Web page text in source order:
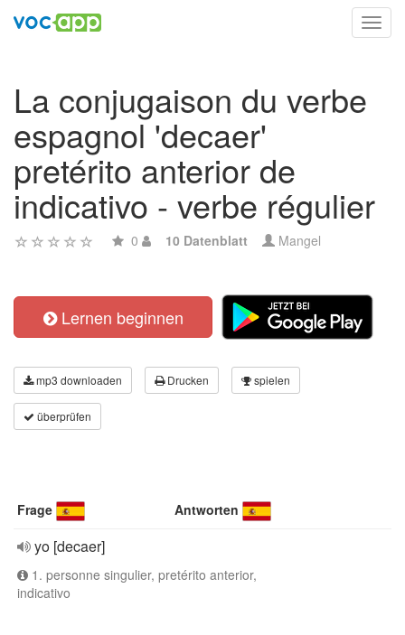
La conjugaison du verbe
espagnol 'decaer'
pretérito anterior de
indicativo - verbe régulier
0 10 Datenblatt Mangel
Lernen beginnen
mp3 downloaden Drucken spielen
überprüfen
Frage Antworten
yo [decaer]
1. personne singulier, pretérito anterior,
indicativo